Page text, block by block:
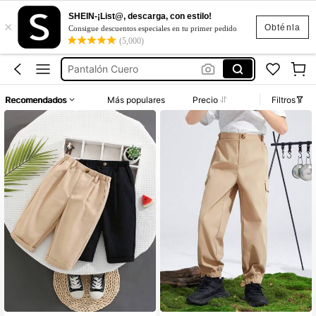
Obténla
×
SHEIN-¡List@, descarga, con estilo!
Consigue descuentos especiales en tu primer pedido
(5,000)
Vestidos Elegantes Para Fiesta
Conjuntos De Niño
Pantalón Cuero
Motf
Conjuntos De Niño
Recomendados Más populares Precio Filtros